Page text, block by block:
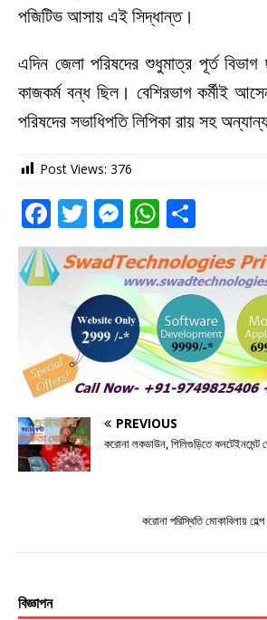
পজিটিভ আসায় এই সিদ্ধান্ত।
এদিন জেলা পরিষদের শুধুমাত্র পূর্ত
কাজকর্ম বন্ধ ছিল। বেশিরভাগ কর্মীই
পরিষদের সভাধিপতি লিপিকা রায় সহ
Post Views: 376
F
a
c
e
o
o
k
T
w
it
te
r
M
e
ss
e
n
g
e
r
W
h
at
s
A
p
p
h
ar
e
PREVIOUS
করোনা লকডাউন, শিলিগুড়িতে কনটেইনমেন্ট
করোনা পরিস্থিতি মোকাবিলায়
বিজ্ঞাপন